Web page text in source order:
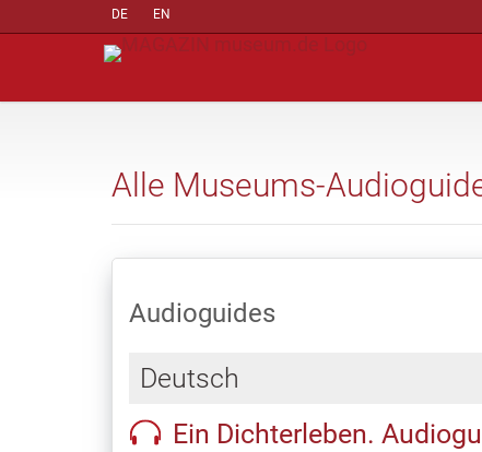
DE EN
Alle Museums-
Audioguides
Deutsch
Ein Dichterleben.